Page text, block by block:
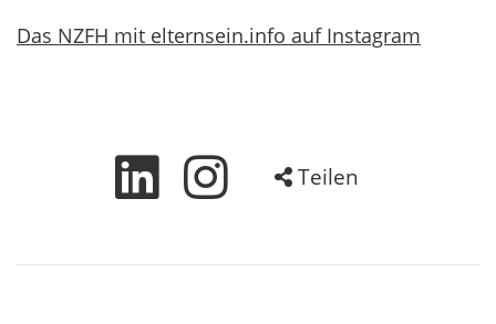
Das NZFH mit elternsein.info auf Instagram
Teilen